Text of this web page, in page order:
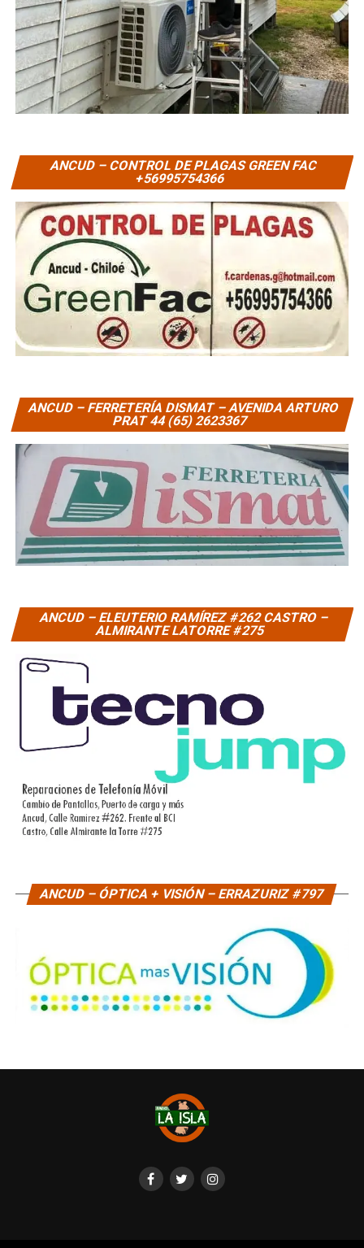
ANCUD – CONTROL DE PLAGAS GREEN FAC
+56995754366
ANCUD – FERRETERÍA DISMAT – AVENIDA ARTURO
PRAT 44 (65) 2623367
ANCUD – ELEUTERIO RAMÍREZ #262 CASTRO –
ALMIRANTE LATORRE #275
ANCUD – ÓPTICA + VISIÓN – ERRAZURIZ #797